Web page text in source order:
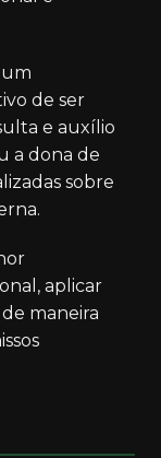
de ser
e auxílio
a dona de
sobre
aplicar
maneira